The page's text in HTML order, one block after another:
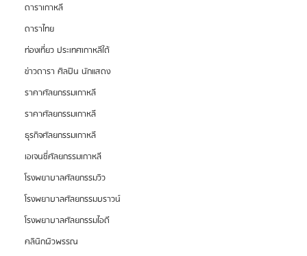
ดาราเกาหลี
ดาราไทย
ท่องเที่ยว ประเทศเกาหลีใต้
ข่าวดารา ศิลปิน นักแสดง
ราคาศัลยกรรมเกาหลี
ราคาศัลยกรรมเกาหลี
ธุรกิจศัลยกรรมเกาหลี
เอเจนซี่ศัลยกรรมเกาหลี
โรงพยาบาลศัลยกรรมวิว
โรงพยาบาลศัลยกรรมบราวน์
โรงพยาบาลศัลยกรรมไอดี
คลินิกผิวพรรณ